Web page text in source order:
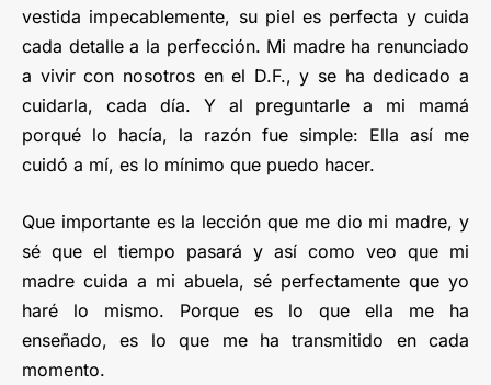
vestida impecablemente, su piel es perfecta y cuida
cada detalle a la perfección. Mi madre ha renunciado
a vivir con nosotros en el D.F., y se ha dedicado a
cuidarla, cada día. Y al preguntarle a mi mamá
porqué lo hacía, la razón fue simple: Ella así me
cuidó a mí, es lo mínimo que puedo hacer.
Que importante es la lección que me dio mi madre, y
sé que el tiempo pasará y así como veo que mi
madre cuida a mi abuela, sé perfectamente que yo
haré lo mismo. Porque es lo que ella me ha
enseñado, es lo que me ha transmitido en cada
momento.